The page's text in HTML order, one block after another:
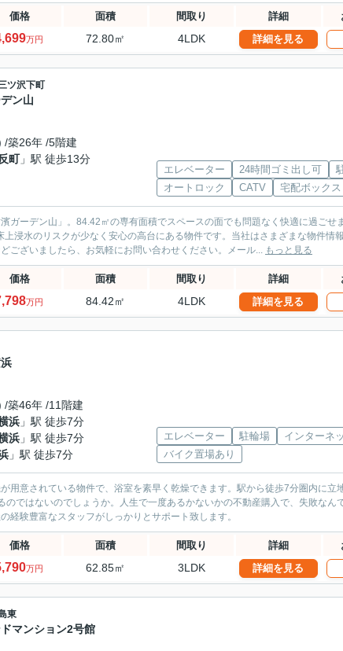
価格 面積 間取り 詳細
万円 72.80㎡ 4LDK 詳細を見る
ツ沢下町
ン山
/築26年 /5階建
反町」駅 徒歩13分
エレベーター 24時間ゴミ出し可
オートロック
CATV 宅配ボックス
ガーデン山」。84.42㎡の専有面積でスペースの面でも問題なく快適に過ごせ
浸水のリスクが少なく安心の高台にある物件です。当社はさまざまな物件情
ございましたら、お気軽にお問い合わせください。メール... もっと見る
価格 面積 間取り 詳細
万円 84.42㎡ 4LDK 詳細を見る
/築46年 /11階建
浜 」駅 徒歩7分
浜 」駅 徒歩7分
」駅 徒歩7分
エレベーター 駐輪場
インターネ
バイク置場あり
用意されている物件で、浴室を素早く乾燥できます。駅から徒歩7分圏内に立
ではないのでしょうか。人生で一度あるかないかの不動産購入で、失敗なん
経験豊富なスタッフがしっかりとサポート致します。
価格 面積 間取り 詳細
万円 62.85㎡ 3LDK 詳細を見る
東
マンション2号館